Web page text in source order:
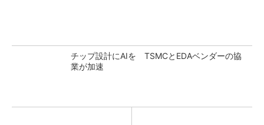
チップ設計にAIを TSMCとEDAベンダーの協
業が加速